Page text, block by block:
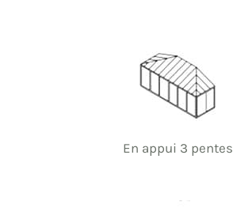
En appui 3 pentes